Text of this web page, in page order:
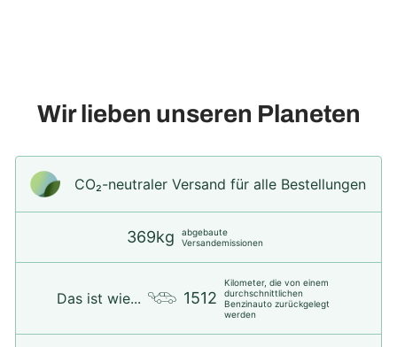
Wir lieben unseren Planeten
CO₂-neu­t­raler Versand für alle Bestellungen
369kg
abgebaute
Versandemissionen
Das ist wie... 1512
Kilometer, die von einem
durchschnittlichen
Benzinauto zurückgelegt
werden